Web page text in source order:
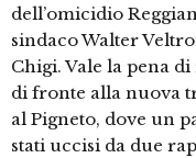
dell’omicidio
sindaco Walter
Chigi. Vale la pena
di fronte alla nuova
al Pigneto, dove un
stati uccisi da due